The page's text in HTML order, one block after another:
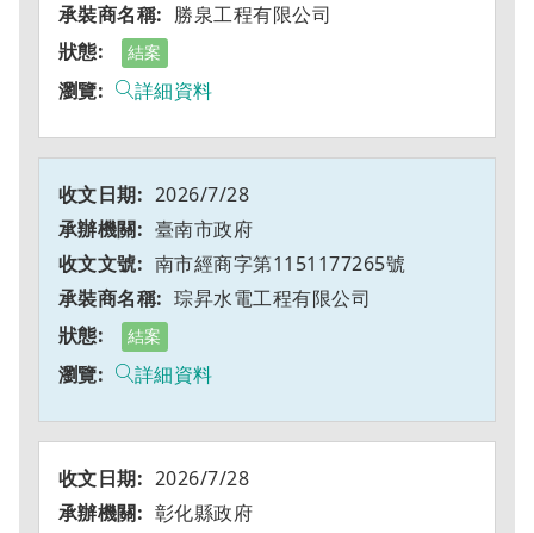
勝泉工程有限公司
結案
詳細資料
2026/7/28
臺南市政府
南市經商字第1151177265號
琮昇水電工程有限公司
結案
詳細資料
2026/7/28
彰化縣政府